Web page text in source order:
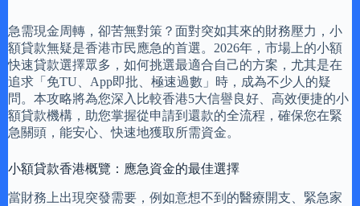
急需現金周轉，卻苦無對策？面對突如其來的財務壓力，小
額貸款無疑是香港市民應急的首選。2026年，市場上的小額
快速貸款選擇眾多，如何挑選最適合自己的方案，尤其是在
追求「免TU、App即批、極速過數」時，成為不少人的疑
問。本攻略將為您深入比較香港5大信譽良好、高效便捷的小
額貸款機構，助您掌握從申請到還款的全流程，確保您在緊
急關頭，能安心、快速地獲取所需資金。
小額貸款香港概覽：應急資金的最佳選擇
當財務上出現突發需要，例如意想不到的醫療開支、緊急家